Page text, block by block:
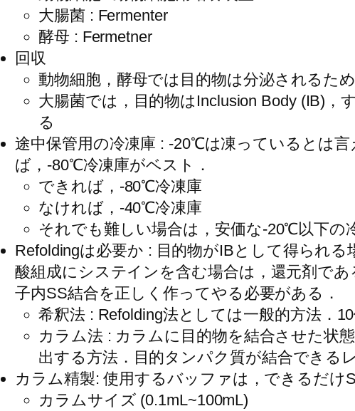
大腸菌 : Fermenter
酵母 : Fermetner
回収
動物細胞，酵母では目的物は分泌されるた
大腸菌では，目的物はInclusion Body (IB)
る
途中保管用の冷凍庫 : -20℃は凍っているとは
ば，-80℃冷凍庫がベスト．
できれば，-80℃冷凍庫
なければ，-40℃冷凍庫
それでも難しい場合は，安価な-20℃以下の
Refoldingは必要か : 目的物がIBとして得られ
酸組成にシステインを含む場合は，還元剤で
子内SS結合を正しく作ってやる必要がある．
希釈法 : Refolding法としては一般的方法．
カラム法 : カラムに目的物を結合させた状
出する方法．目的タンパク質が結合できる
カラム精製: 使用するバッファは，できるだけ
カラムサイズ (0.1mL~100mL)